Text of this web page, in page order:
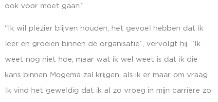
ook voor moet gaan.”
“Ik wil plezier blijven houden, het gevoel hebben dat ik
leer en groeien binnen de organisatie”, vervolgt hij. “Ik
weet nog niet hoe, maar wat ik wel weet is dat ik die
kans binnen Mogema zal krijgen, als ik er maar om vraag.
Ik vind het geweldig dat ik al zo vroeg in mijn carrière zo